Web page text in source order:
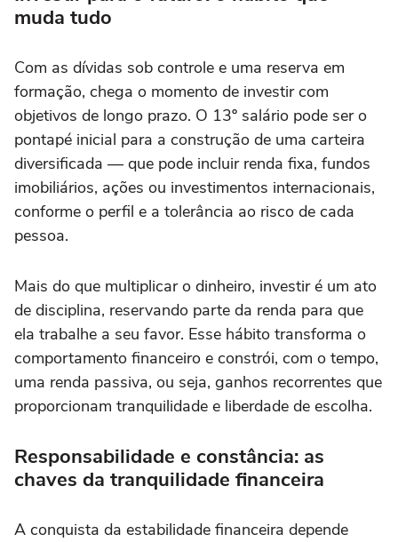
muda tudo
Com as dívidas sob controle e uma reserva em
formação, chega o momento de investir com
objetivos de longo prazo. O 13º salário pode ser o
pontapé inicial para a construção de uma carteira
diversificada — que pode incluir renda fixa, fundos
imobiliários, ações ou investimentos internacionais,
conforme o perfil e a tolerância ao risco de cada
pessoa.
Mais do que multiplicar o dinheiro, investir é um ato
de disciplina, reservando parte da renda para que
ela trabalhe a seu favor. Esse hábito transforma o
comportamento financeiro e constrói, com o tempo,
uma renda passiva, ou seja, ganhos recorrentes que
proporcionam tranquilidade e liberdade de escolha.
Responsabilidade e constância: as
chaves da tranquilidade financeira
A conquista da estabilidade financeira depende